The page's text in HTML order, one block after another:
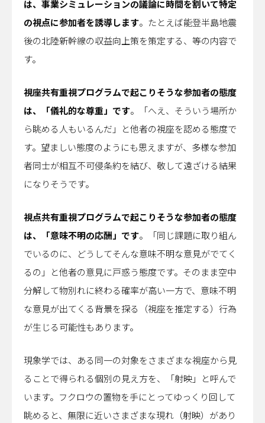
は、事業シミュレーションの議論に時間を割いて特定
の視点に参加者を誘導します。たとえば能登半島地震
後の北陸新幹線の収益向上策を策定する、等の内容で
す。
視座共有重視プログラムで起こりそうな参加者の態度
は、「儀礼的な尊重」です。「へえ、そういう場所か
ら眺める人もいるんだ」と他者の視座を認める態度で
す。望ましい態度のようにも思えますが、多様な参加
者同士が相互不可侵条約を結び、敬して遠ざける結果
になりそうです。
視点共有重視プログラムで起こりそうな参加者の態度
は、「意味不明の応酬」です。「同じ課題に取り組ん
でいるのに、どうしてそんな意味不明な意見がでてく
るの」と他者の意見に戸惑う態度です。そのまま空中
分解して物別れに終わる確率が高い一方で、意味不明
な意見が出てくる背景を探る（視座を推定する）行為
が生じる可能性もあります。
現象学では、ある同一の対象をさまざまな視座から見
ることで得られる個別の見え方を、「射映」と呼んで
います。フクロウの置物を手にとってゆっくり回して
眺めると、無限に近いさまざまな現れ（射映）があり